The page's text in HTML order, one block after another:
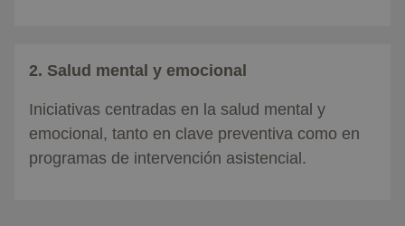
2. Salud mental y emocional
Iniciativas centradas en la salud mental y
emocional, tanto en clave preventiva como en
programas de intervención asistencial.